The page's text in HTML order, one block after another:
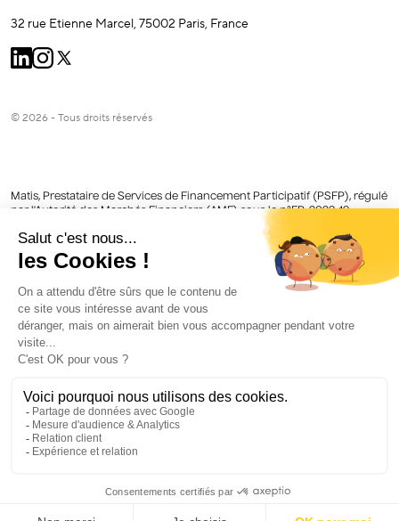
32 rue Etienne Marcel, 75002 Paris, France
© 2026 - Tous droits réservés
Matis, Prestataire de Services de Financement Participatif (PSFP), régulé
par l'Autorité des Marchés Financiers (AMF) sous le n°FP-2023-19.
Matis est enregistré sous le numéro d'identifiant REGAFI 731779 par
l'Autorité de Contrôle Prudentiel et de Résolution (ACPR) comme Agent
Prestataire de Services de Paiement de Lemonway inscrit au Registre
des agents financiers (Regafi).